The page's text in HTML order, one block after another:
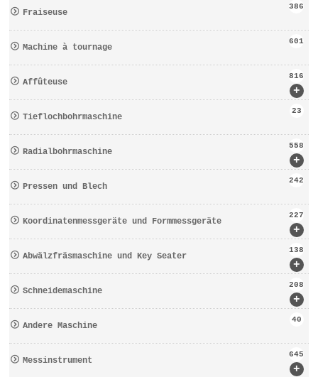
Fraiseuse
386
Machine à tournage
601
+
Affûteuse
816
Tieflochbohrmaschine
23
+
Radialbohrmaschine
558
Pressen und Blech
242
+
Koordinatenmessgeräte und Formmessgeräte
227
+
Abwälzfräsmaschine und Key Seater
138
+
Schneidemaschine
208
Andere Maschine
40
+
Messinstrument
645